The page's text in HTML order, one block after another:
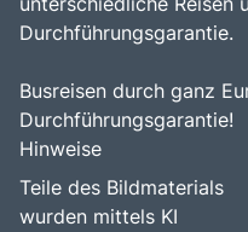
Durchführungsgarantie.
Busreisen durch ganz
Durchführungsgarantie!
Hinweise
Teile des Bildmaterials
wurden mittels KI